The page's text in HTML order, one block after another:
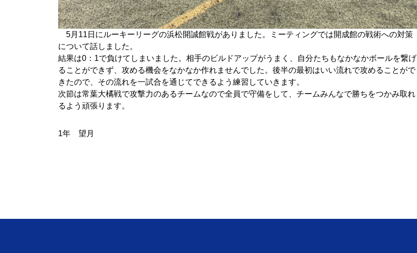
5月11日にルーキーリーグの浜松開誠館戦がありました。ミーティングでは開成館の戦術への対策
について話しました。
結果は0：1で負けてしまいました。相手のビルドアップがうまく、自分たちもなかなかボールを繋げ
ることができず、攻める機会をなかなか作れませんでした。後半の最初はいい流れで攻めることがで
きたので、その流れを一試合を通じてできるよう練習していきます。
次節は常葉大橘戦で攻撃力のあるチームなので全員で守備をして、チームみんなで勝ちをつかみ取れ
るよう頑張ります。
1年 望月